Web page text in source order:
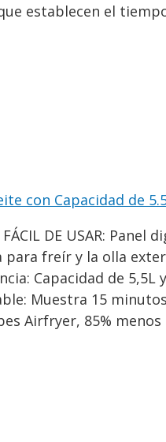
establecen el
con Capacidad de
DE USAR:
para freír y la olla
Capacidad de
Muestra 15
Airfryer, 85%